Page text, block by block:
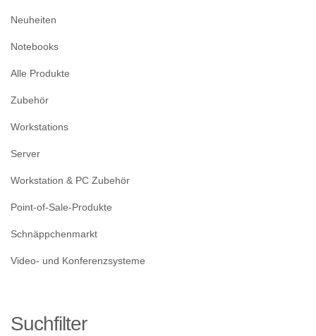
Neuheiten
Notebooks
Alle Produkte
Zubehör
Workstations
Server
Workstation & PC Zubehör
Point-of-Sale-Produkte
Schnäppchenmarkt
Video- und Konferenzsysteme
Suchfilter